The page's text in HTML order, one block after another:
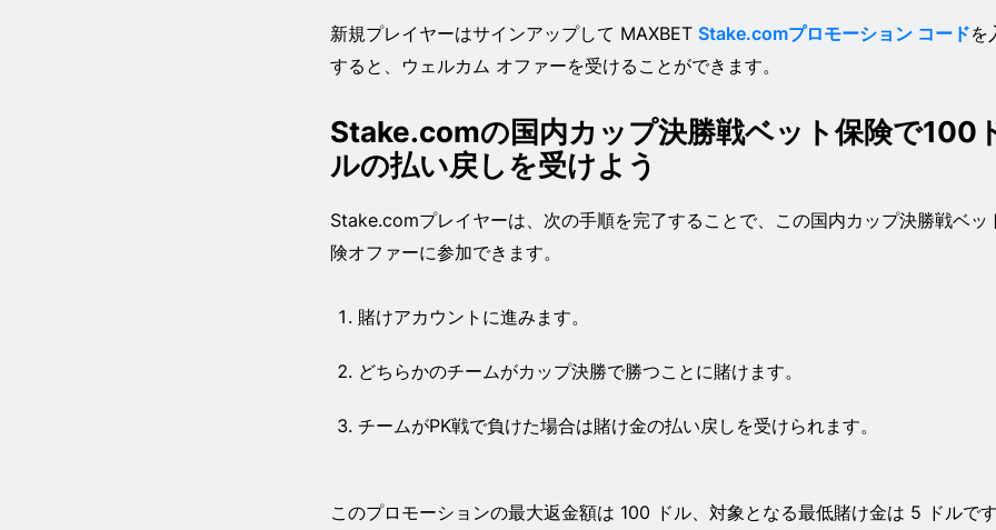
新規プレイヤーはサインアップして MAXBET Stake.comプロモーション コードを
すると、ウェルカム オファーを受けることができます。
Stake.comの国内カップ決勝戦ベット保険で100
ルの払い戻しを受けよう
Stake.comプレイヤーは、次の手順を完了することで、この国内カップ決勝戦ベッ
険オファーに参加できます。
賭けアカウントに進みます。
どちらかのチームがカップ決勝で勝つことに賭けます。
チームがPK戦で負けた場合は賭け金の払い戻しを受けられます。
このプロモーションの最大返金額は 100 ドル、対象となる最低賭け金は 5 ドルです